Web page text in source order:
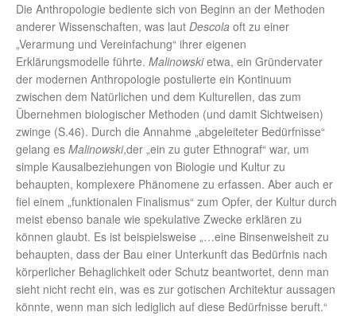
Die Anthropologie bediente sich von Beginn an der Methoden
anderer Wissenschaften, was laut Descola oft zu einer
„Verarmung und Vereinfachung“ ihrer eigenen
Erklärungsmodelle führte. Malinowskietwa, ein Gründervater
der modernen Anthropologie postulierte ein Kontinuum
zwischen dem Natürlichen und dem Kulturellen, das zum
Übernehmen biologischer Methoden (und damit Sichtweisen)
zwinge (S.46). Durch die Annahme „abgeleiteter Bedürfnisse“
gelang es Malinowski,der „ein zu guter Ethnograf“ war, um
simple Kausalbeziehungen von Biologie und Kultur zu
behaupten, komplexere Phänomene zu erfassen. Aber auch er
fiel einem „funktionalen Finalismus“ zum Opfer, der Kultur durch
meist ebenso banale wie spekulative Zwecke erklären zu
können glaubt. Es ist beispielsweise „…eine Binsenweisheit zu
behaupten, dass der Bau einer Unterkunft das Bedürfnis nach
körperlicher Behaglichkeit oder Schutz beantwortet, denn man
sieht nicht recht ein, was es zur gotischen Architektur aussagen
könnte, wenn man sich lediglich auf diese Bedürfnisse beruft.“